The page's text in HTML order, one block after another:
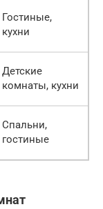
Гостиные,
кухни
Детские
комнаты, кухни
Спальни,
гостиные